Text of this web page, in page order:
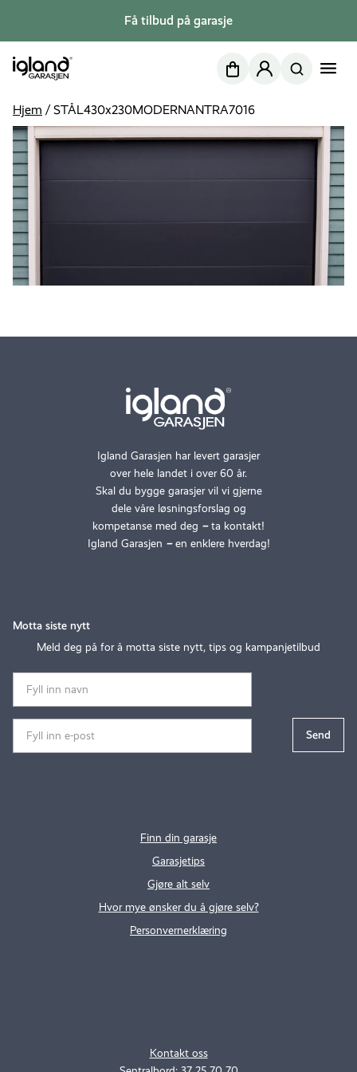
Få tilbud på garasje
NettbutikkMin side
Hjem /STÅL430x230MODERNANTRA7016
Igland Garasjen har levert garasjer
over hele landet i over 60 år.
Skal du bygge garasjer vil vi gjerne
dele våre løsningsforslag og
kompetanse med deg –ta kontakt!
Igland Garasjen –en enklere hverdag!
Kontakt oss
Finn din garasje
Garasjetips
Gjøre alt selv
Hvor mye ønsker du å gjøre selv?
Personvernerklæring
Motta siste nytt
Meld deg på for å motta siste nytt, tips og kampanjetilbud